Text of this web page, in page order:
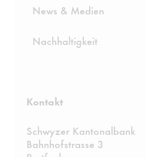
News & Medien
Nachhaltigkeit
Kontakt
Schwyzer Kantonalbank
Bahnhofstrasse 3